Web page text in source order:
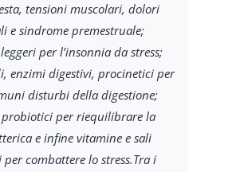
tensioni muscolari, dolori
e sindrome premestruale;
per l’insonnia da stress;
enzimi digestivi, procinetici per
disturbi della digestione;
per riequilibrare la
e infine vitamine e sali
combattere lo stress.Tra i